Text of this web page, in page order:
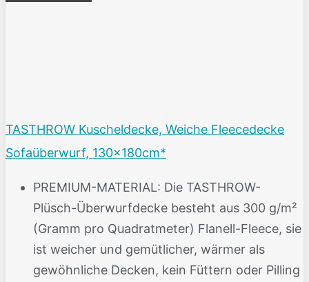
TASTHROW Kuscheldecke, Weiche Fleecedecke
Sofaüberwurf, 130x180cm*
PREMIUM-MATERIAL: Die TASTHROW-
Plüsch-Überwurfdecke besteht aus 300 g/m²
(Gramm pro Quadratmeter) Flanell-Fleece, sie
ist weicher und gemütlicher, wärmer als
gewöhnliche Decken, kein Füttern oder Pilling